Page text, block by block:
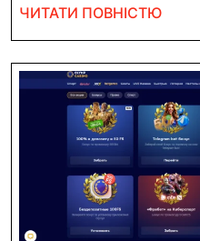
to
ЧИТАТИ ПОВНІСТЮ